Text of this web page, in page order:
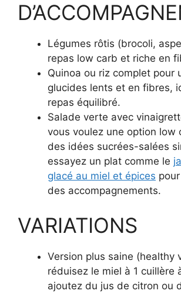
Légumes rôtis (brocoli,
repas low carb et riche en
Quinoa ou riz complet pour
glucides lents et en fibres,
repas équilibré.
Salade verte avec
vous voulez une option low
des idées sucrées-salées
essayez un plat comme le
glacé au miel et épices
des accompagnements.
VARIATIONS
Version plus saine (healthy
réduisez le miel à 1 cuillère
ajoutez du jus de citron ou